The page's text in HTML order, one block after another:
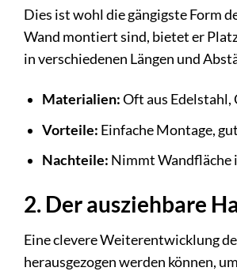
Dies ist wohl die gängigste Form
Wand montiert sind, bietet er
in verschiedenen Längen und
Materialien:Oft aus Edelstahl,
Vorteile: Einfache Montage,
Nachteile: Nimmt Wandfläche
2. Der ausziehbare
Eine clevere Weiterentwicklung
herausgezogen werden können,